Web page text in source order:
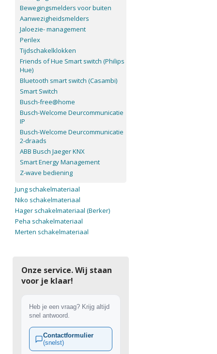
Bewegingsmelders voor buiten
Aanwezigheidsmelders
Jaloezie- management
Perilex
Tijdschakelklokken
Friends of Hue Smart switch (Philips
Hue)
Bluetooth smart switch (Casambi)
Smart Switch
Busch-free@home
Busch-Welcome Deurcommunicatie
IP
Busch-Welcome Deurcommunicatie
2-draads
ABB Busch Jaeger KNX
Smart Energy Management
Z-wave bediening
Jung schakelmateriaal
Niko schakelmateriaal
Hager schakelmateriaal (Berker)
Peha schakelmateriaal
Merten schakelmateriaal
Onze service. Wij staan
voor je klaar!
Heb je een vraag? Krijg altijd
snel antwoord.
Contactformulier
(snelst)